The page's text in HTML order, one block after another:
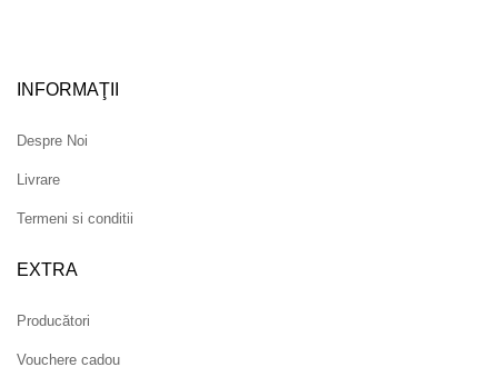
INFORMAŢII
Despre Noi
Livrare
Termeni si conditii
EXTRA
Producători
Vouchere cadou